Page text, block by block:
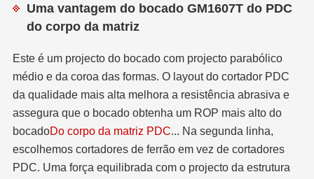
Uma vantagem do bocado GM1607T do PDC
do corpo da matriz
Este é um projecto do bocado com projecto parabólico
médio e da coroa das formas. O layout do cortador PDC
da qualidade mais alta melhora a resistência abrasiva e
assegura que o bocado obtenha um ROP mais alto do
bocadoDo corpo da matriz PDC... Na segunda linha,
escolhemos cortadores de ferrão em vez de cortadores
PDC. Uma força equilibrada com o projecto da estrutura